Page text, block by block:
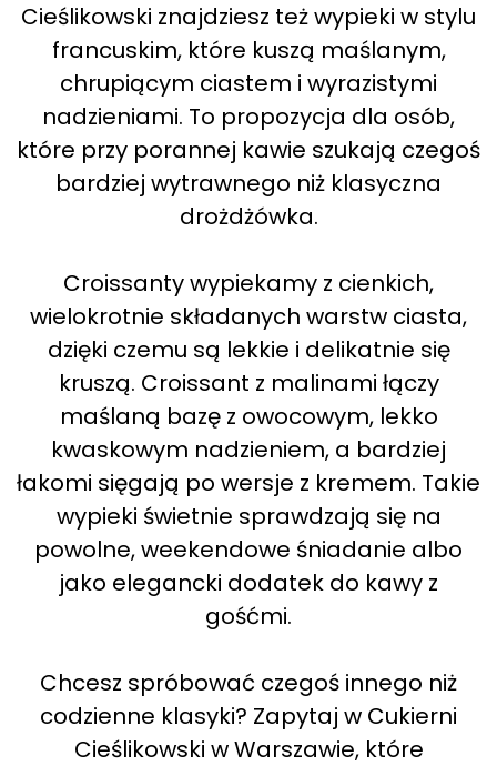
Cieślikowski znajdziesz też wypieki w stylu
francuskim, które kuszą maślanym,
chrupiącym ciastem i wyrazistymi
nadzieniami. To propozycja dla osób,
które przy porannej kawie szukają czegoś
bardziej wytrawnego niż klasyczna
drożdżówka.
Croissanty wypiekamy z cienkich,
wielokrotnie składanych warstw ciasta,
dzięki czemu są lekkie i delikatnie się
kruszą. Croissant z malinami łączy
maślaną bazę z owocowym, lekko
kwaskowym nadzieniem, a bardziej
łakomi sięgają po wersje z kremem. Takie
wypieki świetnie sprawdzają się na
powolne, weekendowe śniadanie albo
jako elegancki dodatek do kawy z
gośćmi.
Chcesz spróbować czegoś innego niż
codzienne klasyki? Zapytaj w Cukierni
Cieślikowski w Warszawie, które